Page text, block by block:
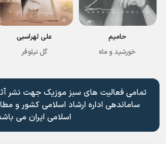
حامیم
خورشید و ماه
علی لهراسبی
گل نیلوفر
تمامی فعالیت های سبز موزیک جهت نشر
ساماندهی اداره ارشاد اسلامی کشور و
اسلامی ایران می